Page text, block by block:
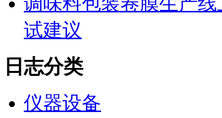
试建议
日志分类
仪器设备